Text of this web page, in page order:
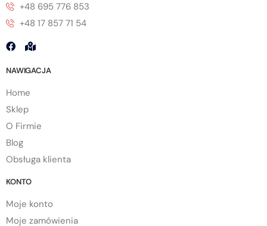
+48 695 776 853
+48 17 857 71 54
NAWIGACJA
Home
Sklep
O Firmie
Blog
Obsługa klienta
KONTO
Moje konto
Moje zamówienia